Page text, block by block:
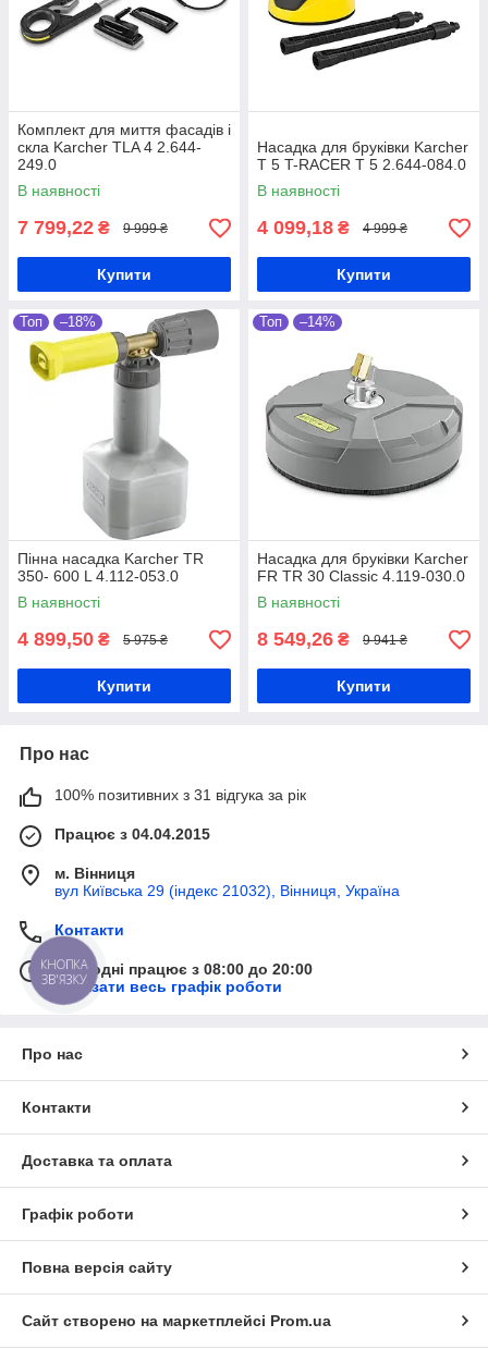
Комплект для миття фасадів і
скла Karcher TLA 4 2.644-
249.0
В наявності
7 799,22 ₴ 9 999 ₴
Купити
Насадка для бруківки Karcher
T 5 T-RACER T 5 2.644-084.0
В наявності
4 099,18 ₴ 4 999 ₴
Купити
Топ –18%
Пінна насадка Karcher TR
350- 600 L 4.112-053.0
В наявності
4 899,50 ₴ 5 975 ₴
Купити
Топ –14%
Насадка для бруківки Karcher
FR TR 30 Classic 4.119-030.0
В наявності
8 549,26 ₴ 9 941 ₴
Купити
Про нас
100% позитивних з 31 відгука за рік
Працює з 04.04.2015
м. Вінниця
вул Київська 29 (індекс 21032), Вінниця, Україна
Контакти
Сьогодні працює з 08:00 до 20:00
Показати весь графік роботи
Про нас
Контакти
Доставка та оплата
Графік роботи
Повна версія сайту
Сайт створено на маркетплейсі Prom.ua
КНОПКА
ЗВ'ЯЗКУ